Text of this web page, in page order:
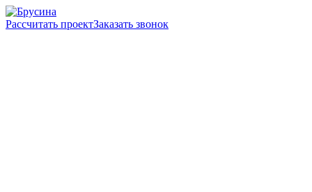
Рассчитать проектЗаказать звонок